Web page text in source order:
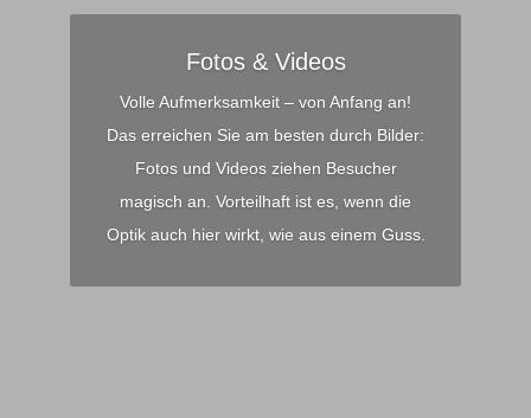
Fotos & Videos
Volle Aufmerksamkeit – von Anfang an!
Das erreichen Sie am besten durch Bilder:
Fotos und Videos ziehen Besucher
magisch an. Vorteilhaft ist es, wenn die
Optik auch hier wirkt, wie aus einem Guss.